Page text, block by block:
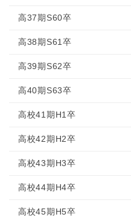
高37期S60卒
高38期S61卒
高39期S62卒
高40期S63卒
高校41期H1卒
高校42期H2卒
高校43期H3卒
高校44期H4卒
高校45期H5卒